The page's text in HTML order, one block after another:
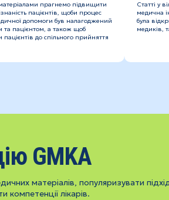
прагнемо підвищити
пацієнтів, щоби процес
допомоги був налагоджений
та пацієнтом, а також щоб
пацієнтів до спільного прийняття
Статті у
медична
була
медиків,
GMKA
матеріалів, популяризувати
компетенції лікарів.